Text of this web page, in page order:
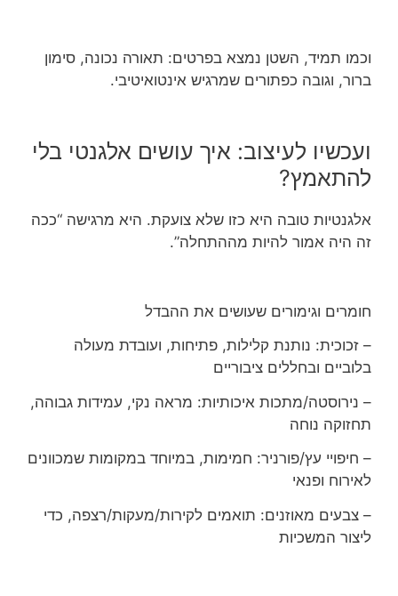
וכמו תמיד, השטן נמצא בפרטים: תאורה נכונה, סימון
ברור, וגובה כפתורים שמרגיש אינטואיטיבי.
ועכשיו לעיצוב: איך עושים אלגנטי בלי
להתאמץ?
אלגנטיות טובה היא כזו שלא צועקת. היא מרגישה “ככה
זה היה אמור להיות מההתחלה”.
חומרים וגימורים שעושים את ההבדל
– זכוכית: נותנת קלילות, פתיחות, ועובדת מעולה
בלוביים ובחללים ציבוריים
– נירוסטה/מתכות איכותיות: מראה נקי, עמידות גבוהה,
תחזוקה נוחה
– חיפויי עץ/פורניר: חמימות, במיוחד במקומות שמכוונים
לאירוח ופנאי
– צבעים מאוזנים: תואמים לקירות/מעקות/רצפה, כדי
ליצור המשכיות